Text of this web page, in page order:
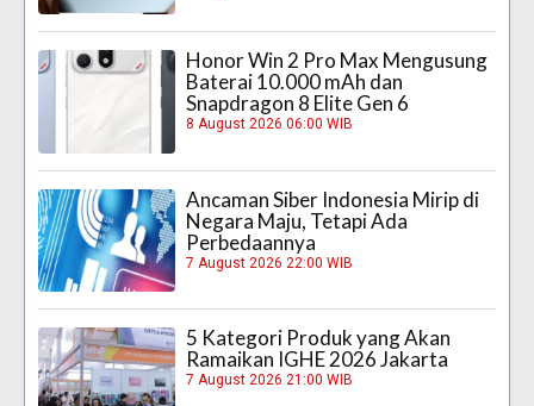
Honor Win 2 Pro Max Mengusung
Baterai 10.000 mAh dan
Snapdragon 8 Elite Gen 6
8 August 2026 06:00 WIB
Ancaman Siber Indonesia Mirip di
Negara Maju, Tetapi Ada
Perbedaannya
7 August 2026 22:00 WIB
5 Kategori Produk yang Akan
Ramaikan IGHE 2026 Jakarta
7 August 2026 21:00 WIB